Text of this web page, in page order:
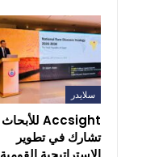
سلايدر
Accsight للأبحاث
تشارك في تطوير